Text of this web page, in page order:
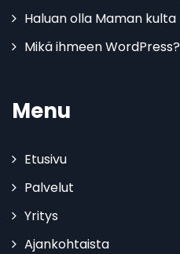
Haluan olla Maman kulta
Mikä ihmeen WordPress?
Menu
Etusivu
Palvelut
Yritys
Ajankohtaista